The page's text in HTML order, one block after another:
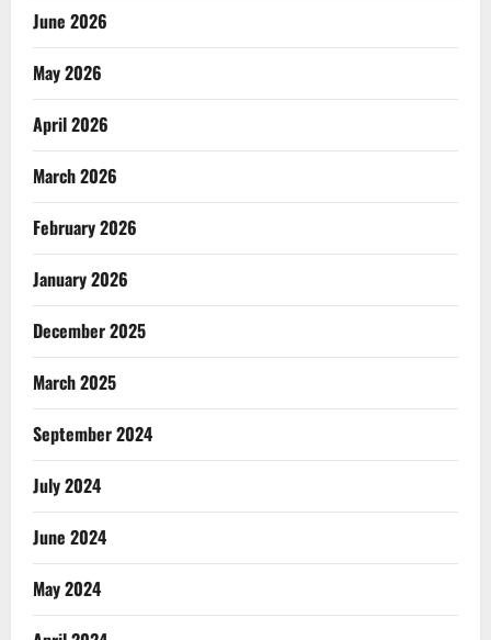
June 2026
May 2026
April 2026
March 2026
February 2026
January 2026
December 2025
March 2025
September 2024
July 2024
June 2024
May 2024